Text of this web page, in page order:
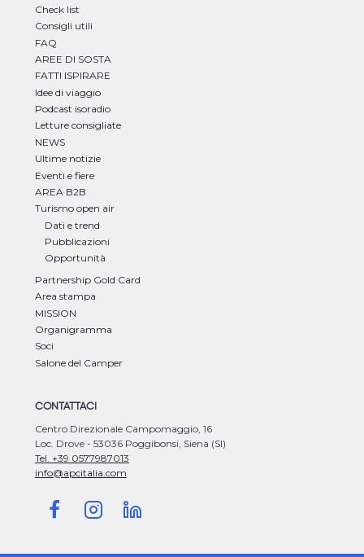
Check list
Consigli utili
FAQ
AREE DI SOSTA
FATTI ISPIRARE
Idee di viaggio
Podcast isoradio
Letture consigliate
NEWS
Ultime notizie
Eventi e fiere
AREA B2B
Turismo open air
Dati e trend
Pubblicazioni
Opportunità
Partnership Gold Card
Area stampa
MISSION
Organigramma
Soci
Salone del Camper
CONTATTACI
Centro Direzionale Campomaggio, 16
Loc. Drove - 53036 Poggibonsi, Siena (SI)
Tel. +39 0577987013
info@apcitalia.com